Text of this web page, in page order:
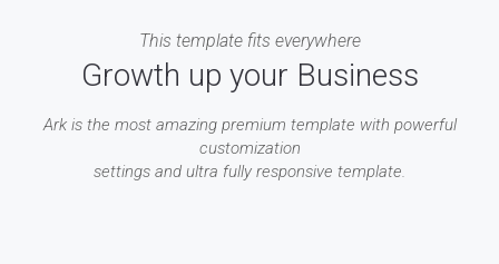
This template fits everywhere
Growth up your Business
Ark is the most amazing premium template with powerful
customization
settings and ultra fully responsive template.